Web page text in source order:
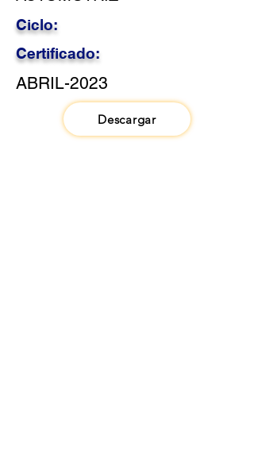
Ciclo:
Certificado:
ABRIL-2023
Descargar